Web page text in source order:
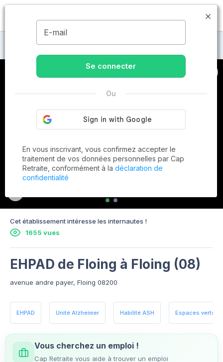
MENU
Maisons de retraite à Floing
Cet établissement intéresse les internautes !
1655 vues
EHPAD de Floing à Floing (08)
avenue andre payer, Floing 08200
EHPAD Unité Alzheimer Habilité ASH Espaces verts
Vous cherchez un emploi !
Cap Retraite vous aide à trouver un emploi
E-mail
Se connecter
Ou
En vous inscrivant, vous confirmez accepter le
traitement de vos données personnelles par Cap
Retraite, conformément à la déclaration de
confidentialité